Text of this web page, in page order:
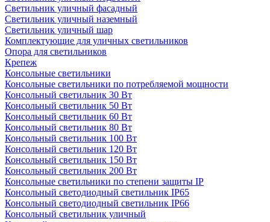
Светильник уличный фасадный
Светильник уличный наземный
Cветильник уличный шар
Комплектующие для уличных светильников
Опора для светильников
Крепеж
Консольные светильники
Консольные светильники по потребляемой мощности
Консольный светильник 30 Вт
Консольный светильник 50 Вт
Консольный светильник 60 Вт
Консольный светильник 80 Вт
Консольный светильник 100 Вт
Консольный светильник 120 Вт
Консольный светильник 150 Вт
Консольный светильник 200 Вт
Консольные светильники по степени защиты IP
Консольный светодиодный светильник IP65
Консольный светодиодный светильник IP66
Консольный светильник уличный